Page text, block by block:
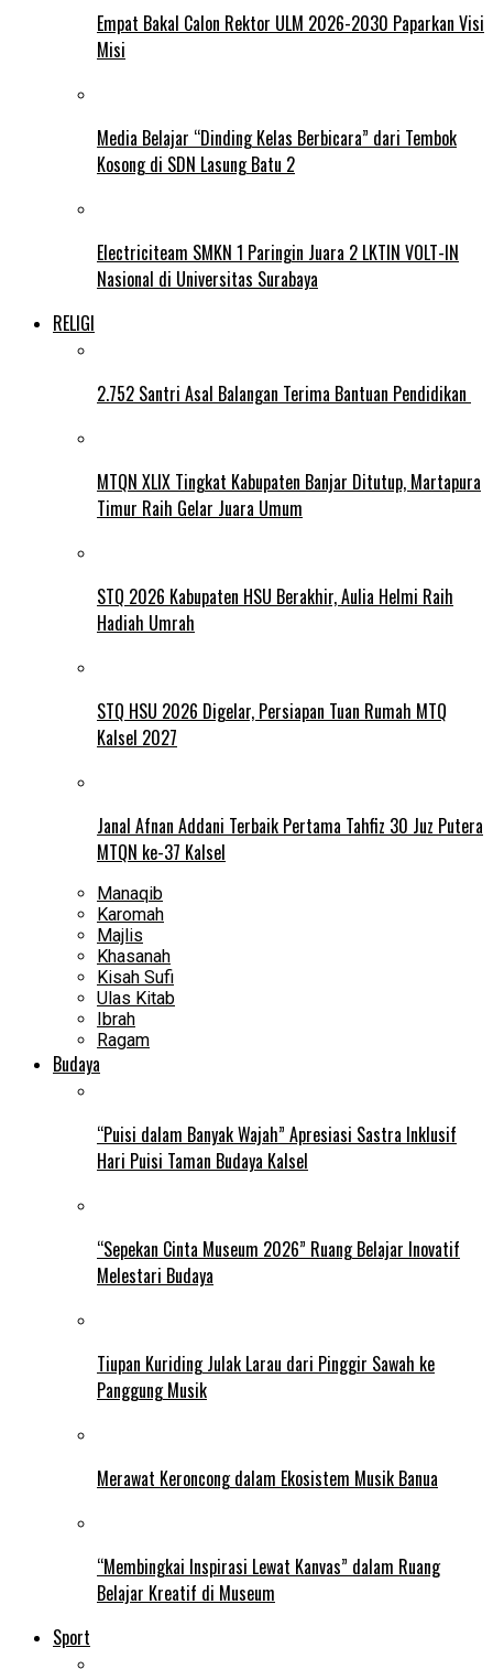
Empat Bakal Calon Rektor ULM 2026-2030 Paparkan Visi
Misi
Media Belajar “Dinding Kelas Berbicara” dari Tembok
Kosong di SDN Lasung Batu 2
Electriciteam SMKN 1 Paringin Juara 2 LKTIN VOLT-IN
Nasional di Universitas Surabaya
RELIGI
2.752 Santri Asal Balangan Terima Bantuan Pendidikan
MTQN XLIX Tingkat Kabupaten Banjar Ditutup, Martapura
Timur Raih Gelar Juara Umum
STQ 2026 Kabupaten HSU Berakhir, Aulia Helmi Raih
Hadiah Umrah
STQ HSU 2026 Digelar, Persiapan Tuan Rumah MTQ
Kalsel 2027
Janal Afnan Addani Terbaik Pertama Tahfiz 30 Juz Putera
MTQN ke-37 Kalsel
Manaqib
Karomah
Majlis
Khasanah
Kisah Sufi
Ulas Kitab
Ibrah
Ragam
Budaya
“Puisi dalam Banyak Wajah” Apresiasi Sastra Inklusif
Hari Puisi Taman Budaya Kalsel
“Sepekan Cinta Museum 2026” Ruang Belajar Inovatif
Melestari Budaya
Tiupan Kuriding Julak Larau dari Pinggir Sawah ke
Panggung Musik
Merawat Keroncong dalam Ekosistem Musik Banua
“Membingkai Inspirasi Lewat Kanvas” dalam Ruang
Belajar Kreatif di Museum
Sport